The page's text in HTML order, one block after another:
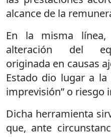
alcance de la
En la misma línea,
alteración del
originada en causas
Estado dio lugar a
imprevisión” o riesgo
Dicha herramienta
que, ante